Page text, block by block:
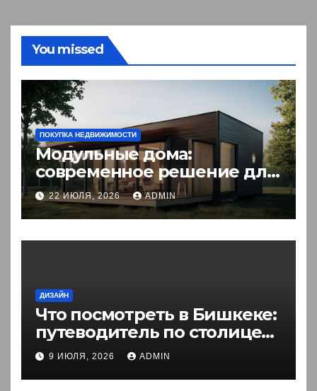
You missed
ПОКУПКА НЕДВИЖИМОСТИ
Модульные дома:
современное решение для
комфортного житья
22 ИЮЛЯ, 2026 ADMIN
ДИЗАЙН
Что посмотреть в Бишкеке:
путеводитель по столице
Кыргызстана
9 ИЮЛЯ, 2026 ADMIN